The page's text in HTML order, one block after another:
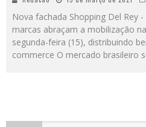
Nova fachada Shopping Del Rey
marcas abraçam a mobilização
segunda-feira (15), distribuindo
commerce O mercado brasileiro